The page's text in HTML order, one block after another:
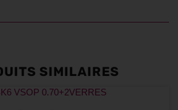
SIMILAIRES